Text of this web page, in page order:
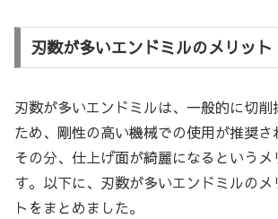
刃数が多いエンドミルのメリット
刃数が多いエンドミルは、一般的に切削
ため、剛性の高い機械での使用が推奨さ
その分、仕上げ面が綺麗になるというメ
す。以下に、刃数が多いエンドミルのメ
トをまとめました。